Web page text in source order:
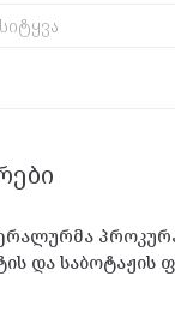
და საბოტაჟის